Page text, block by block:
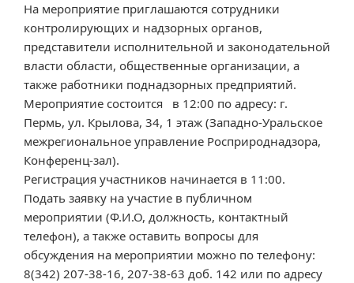
На мероприятие приглашаются сотрудники
контролирующих и надзорных органов,
представители исполнительной и законодательной
власти области, общественные организации, а
также работники поднадзорных предприятий.
Мероприятие состоится в 12:00 по адресу: г.
Пермь, ул. Крылова, 34, 1 этаж (Западно-Уральское
межрегиональное управление Росприроднадзора,
Конференц-зал).
Регистрация участников начинается в 11:00.
Подать заявку на участие в публичном
мероприятии (Ф.И.О, должность, контактный
телефон), а также оставить вопросы для
обсуждения на мероприятии можно по телефону:
8(342) 207-38-16, 207-38-63 доб. 142 или по адресу